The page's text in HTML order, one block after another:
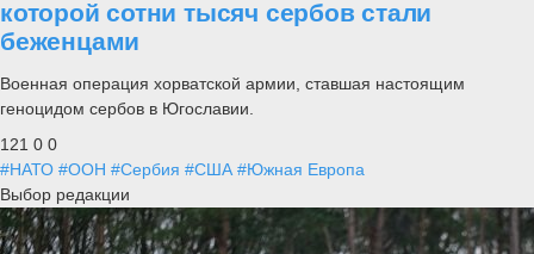
которой сотни тысяч сербов стали
беженцами
Военная операция хорватской армии, ставшая настоящим
геноцидом сербов в Югославии.
121 0 0
#НАТО #ООН #Сербия #США #Южная Европа
Выбор редакции